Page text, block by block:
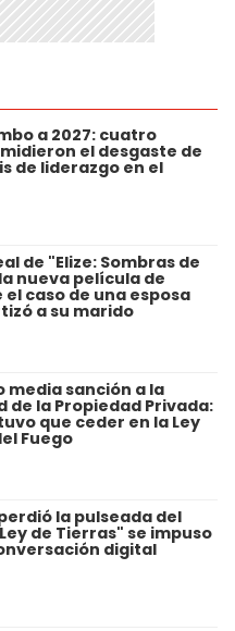
a 2027: cuatro
el desgaste de
de liderazgo en el
de "Elize: Sombras de
nueva película de
caso de una esposa
a su marido
media sanción a la
de la Propiedad Privada:
que ceder en la Ley
Fuego
la pulseada del
de Tierras" se impuso
digital